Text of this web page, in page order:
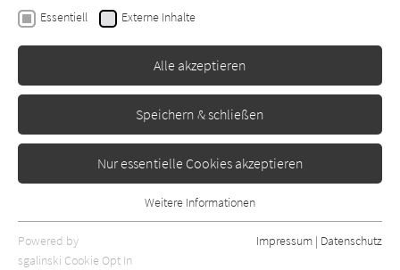
Marie Force
Zärtlichkeit auf Gansett
Island 9
Erschienen: März 2017
0
Essentiell Externe Inhalte
Alle akzeptieren
Speichern & schließen
Nur essentielle Cookies akzeptieren
Essentielle Cookies werden für grundlegende Funktionen der
Webseite benötigt. Dadurch ist gewährleistet, dass die Webseite
Weitere Informationen
Powered by
sgalinski Cookie Opt In
Impressum | Datenschutz